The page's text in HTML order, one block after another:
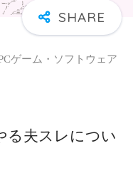
ーム・ソフトウェア
る夫スレについ